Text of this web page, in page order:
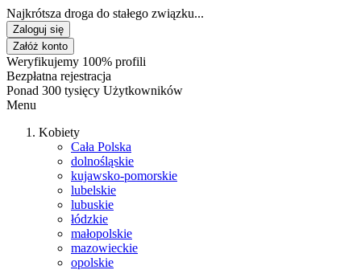
Najkrótsza droga do stałego związku...
Zaloguj się
Załóż konto
Weryfikujemy 100% profili
Bezpłatna rejestracja
Ponad 300 tysięcy Użytkowników
Menu
Kobiety
Cała Polska
dolnośląskie
kujawsko-pomorskie
lubelskie
lubuskie
łódzkie
małopolskie
mazowieckie
opolskie